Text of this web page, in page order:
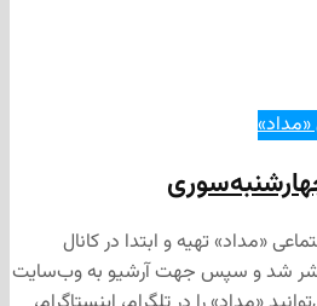
و ابتدا در کانال
جهت آرشیو به وب‌سایت